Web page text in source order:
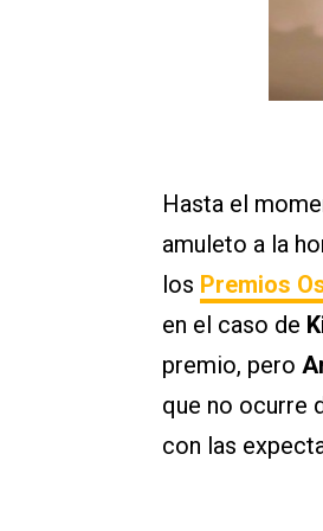
Hasta el
amuleto a la
los Premios
en el caso de
premio, pero
que no ocurre
con las